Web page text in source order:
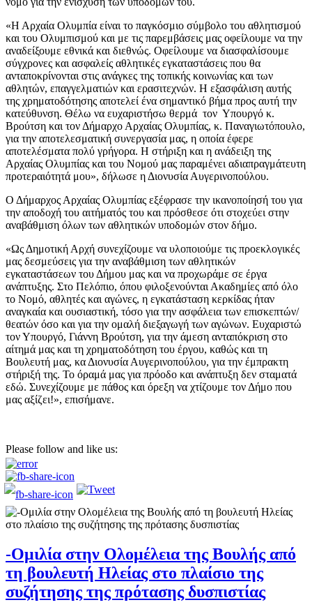
«Η Αρχαία Ολυμπία είναι το παγκόσμιο σύμβολο του αθλητισμού
και του Ολυμπισμού και με τις παρεμβάσεις μας οφείλουμε να την
αναδείξουμε εθνικά και διεθνώς. Οφείλουμε να διασφαλίσουμε
σύγχρονες και ασφαλείς αθλητικές εγκαταστάσεις που θα
ανταποκρίνονται στις ανάγκες της τοπικής κοινωνίας και των
αθλητών, επαγγελματιών και ερασιτεχνών. Η εξασφάλιση αυτής
της χρηματοδότησης αποτελεί ένα σημαντικό βήμα προς αυτή την
κατεύθυνση. Θέλω να ευχαριστήσω θερμά τον Υπουργό κ.
Βρούτση και τον Δήμαρχο Αρχαίας Ολυμπίας, κ. Παναγιωτόπουλο,
για την αποτελεσματική συνεργασία μας, η οποία έφερε
αποτελέσματα πολύ γρήγορα. Η στήριξη και η ανάδειξη της
Αρχαίας Ολυμπίας και του Νομού μας παραμένει αδιαπραγμάτευτη
προτεραιότητά μου», δήλωσε η Διονυσία Αυγερινοπούλου.
Ο Δήμαρχος Αρχαίας Ολυμπίας εξέφρασε την ικανοποίησή του για
την αποδοχή του αιτήματός του και πρόσθεσε ότι στοχεύει στην
αναβάθμιση όλων των αθλητικών υποδομών στον δήμο.
«Ως Δημοτική Αρχή συνεχίζουμε να υλοποιούμε τις προεκλογικές
μας δεσμεύσεις για την αναβάθμιση των αθλητικών
εγκαταστάσεων του Δήμου μας και να προχωράμε σε έργα
ανάπτυξης. Στο Πελόπιο, όπου φιλοξενούνται Ακαδημίες από όλο
το Νομό, αθλητές και αγώνες, η εγκατάσταση κερκίδας ήταν
αναγκαία και ουσιαστική, τόσο για την ασφάλεια των επισκεπτών/
θεατών όσο και για την ομαλή διεξαγωγή των αγώνων. Ευχαριστώ
τον Υπουργό, Γιάννη Βρούτση, για την άμεση ανταπόκριση στο
αίτημά μας και τη χρηματοδότηση του έργου, καθώς και τη
Βουλευτή μας, κα Διονυσία Αυγερινοπούλου, για την έμπρακτη
στήριξή της. Το όραμά μας για πρόοδο και ανάπτυξη δεν σταματά
εδώ. Συνεχίζουμε με πάθος και όρεξη να χτίζουμε τον Δήμο που
μας αξίζει!», επισήμανε.
Please follow and like us:
-Ομιλία στην Ολομέλεια της Βουλής από
τη βουλευτή Ηλείας στο πλαίσιο της
συζήτησης της πρότασης δυσπιστίας